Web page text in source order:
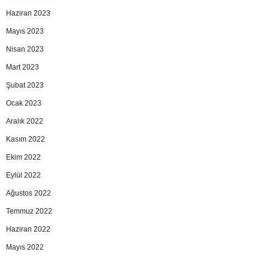
Haziran 2023
Mayıs 2023
Nisan 2023
Mart 2023
Şubat 2023
Ocak 2023
Aralık 2022
Kasım 2022
Ekim 2022
Eylül 2022
Ağustos 2022
Temmuz 2022
Haziran 2022
Mayıs 2022